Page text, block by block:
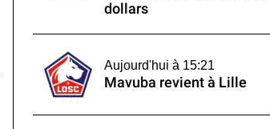
dollars
Aujourd'hui à 15:21
Mavuba revient à Lille